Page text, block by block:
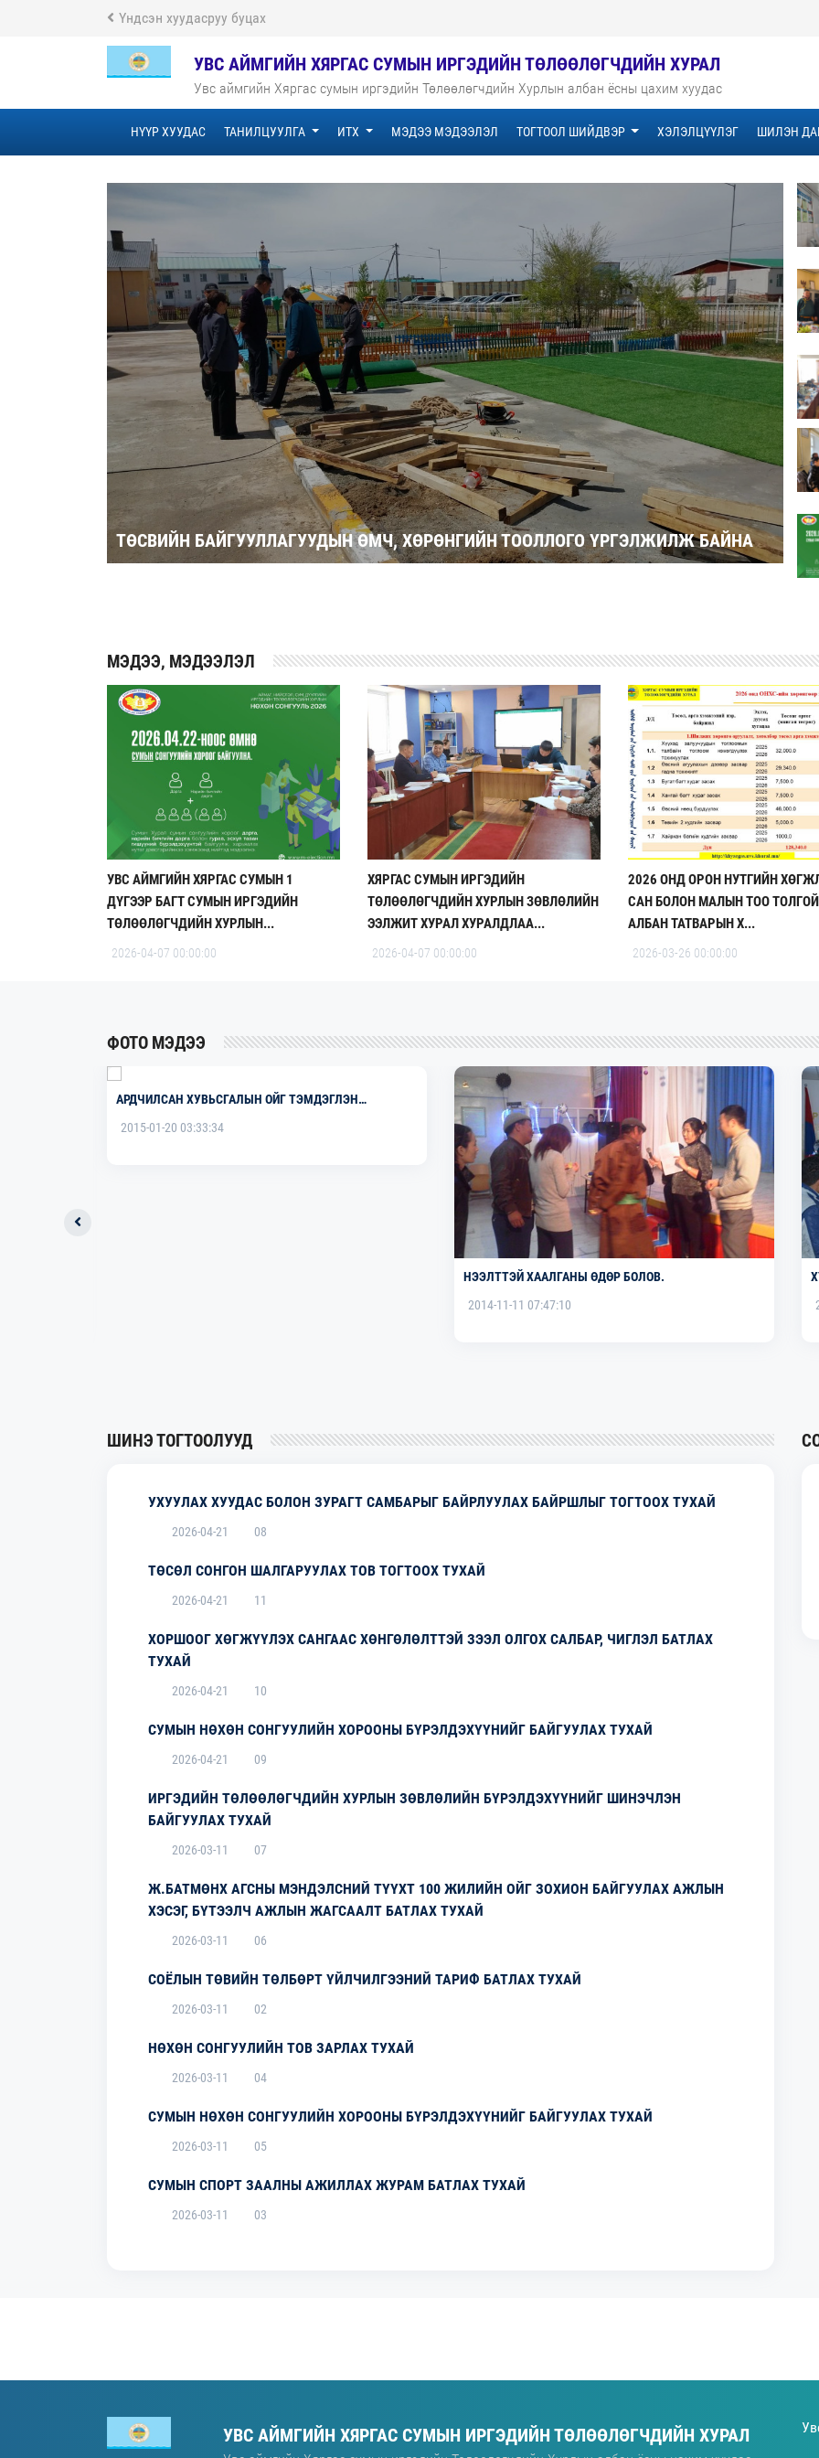
Үндсэн хуудасруу буцах
УВС АЙМГИЙН ХЯРГАС СУМЫН ИРГЭДИЙН ТӨЛӨӨЛӨГЧДИЙН ХУРАЛ
Увс аймгийн Хяргас сумын иргэдийн Төлөөлөгчдийн Хурлын албан ёсны цахим хуудас
НҮҮР ХУУДАС ТАНИЛЦУУЛГА ИТХ МЭДЭЭ МЭДЭЭЛЭЛ ТОГТООЛ ШИЙДВЭР ХЭЛЭЛЦҮҮЛЭГ ШИЛЭН
ТӨСВИЙН БАЙГУУЛЛАГУУДЫН ӨМЧ, ХӨРӨНГИЙН ТООЛЛОГО ҮРГЭЛЖИЛЖ БАЙНА
MЭДЭЭ, МЭДЭЭЛЭЛ
УВС АЙМГИЙН ХЯРГАС СУМЫН 1
ДҮГЭЭР БАГТ СУМЫН ИРГЭДИЙН
ТӨЛӨӨЛӨГЧДИЙН ХУРЛЫН...
2026-04-07 00:00:00
ХЯРГАС СУМЫН ИРГЭДИЙН
ТӨЛӨӨЛӨГЧДИЙН ХУРЛЫН ЗӨВЛӨЛИЙН
ЭЭЛЖИТ ХУРАЛ ХУРАЛДЛАА...
2026-04-07 00:00:00
2026 ОНД ОРОН НУТГИЙН
САН БОЛОН МАЛЫН ТОО
АЛБАН ТАТВАРЫН Х...
2026-03-26 00:00:00
ФОТО МЭДЭЭ
АРДЧИЛСАН ХУВЬСГАЛЫН ОЙГ ТЭМДЭГЛЭН
2015-01-20 03:33:34
НЭЭЛТТЭЙ ХААЛГАНЫ ӨДӨР БОЛОВ.
2014-11-11 07:47:10
ШИНЭ ТОГТООЛУУД
УХУУЛАХ ХУУДАС БОЛОН ЗУРАГТ САМБАРЫГ БАЙРЛУУЛАХ БАЙРШЛЫГ ТОГТООХ ТУХАЙ
2026-04-21 08
ТӨСӨЛ СОНГОН ШАЛГАРУУЛАХ ТОВ ТОГТООХ ТУХАЙ
2026-04-21 11
ХОРШООГ ХӨГЖҮҮЛЭХ САНГААС ХӨНГӨЛӨЛТТЭЙ ЗЭЭЛ ОЛГОХ САЛБАР, ЧИГЛЭЛ БАТЛАХ
ТУХАЙ
2026-04-21 10
СУМЫН НӨХӨН СОНГУУЛИЙН ХОРООНЫ БҮРЭЛДЭХҮҮНИЙГ БАЙГУУЛАХ ТУХАЙ
2026-04-21 09
ИРГЭДИЙН ТӨЛӨӨЛӨГЧДИЙН ХУРЛЫН ЗӨВЛӨЛИЙН БҮРЭЛДЭХҮҮНИЙГ ШИНЭЧЛЭН
БАЙГУУЛАХ ТУХАЙ
2026-03-11 07
Ж.БАТМӨНХ АГСНЫ МЭНДЭЛСНИЙ ТҮҮХТ 100 ЖИЛИЙН ОЙГ ЗОХИОН БАЙГУУЛАХ АЖЛЫН
ХЭСЭГ, БҮТЭЭЛЧ АЖЛЫН ЖАГСААЛТ БАТЛАХ ТУХАЙ
2026-03-11 06
СОЁЛЫН ТӨВИЙН ТӨЛБӨРТ ҮЙЛЧИЛГЭЭНИЙ ТАРИФ БАТЛАХ ТУХАЙ
2026-03-11 02
НӨХӨН СОНГУУЛИЙН ТОВ ЗАРЛАХ ТУХАЙ
2026-03-11 04
СУМЫН НӨХӨН СОНГУУЛИЙН ХОРООНЫ БҮРЭЛДЭХҮҮНИЙГ БАЙГУУЛАХ ТУХАЙ
2026-03-11 05
СУМЫН СПОРТ ЗААЛНЫ АЖИЛЛАХ ЖУРАМ БАТЛАХ ТУХАЙ
2026-03-11 03
УВС АЙМГИЙН ХЯРГАС СУМЫН ИРГЭДИЙН ТӨЛӨӨЛӨГЧДИЙН ХУРАЛ